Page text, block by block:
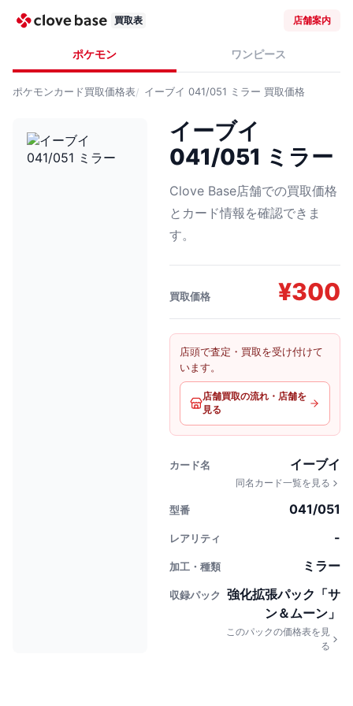
買取表 店舗案内
ポケモン ワンピース
ポケモンカード買取価格表 イーブイ 041/051 ミラー 買取価格
イーブイ
041/051 ミラー
Clove Base店舗での買取価格
とカード情報を確認できま
す。
買取価格 ¥300
店頭で査定・買取を受け付けて
います。
店舗買取の流れ・店舗を
見る
カード名 イーブイ
同名カード一覧を見る
型番 041/051
レアリティ -
加工・種類 ミラー
収録パック
強化拡張パック「サ
ン＆ムーン」
このパックの価格表を見
る